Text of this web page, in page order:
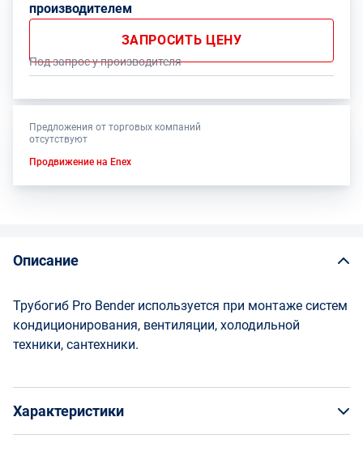
производителем
ЗАПРОСИТЬ ЦЕНУ
Под запрос у производителя
Предложения от торговых компаний
отсутствуют
Продвижение на Enex
Описание
Трубогиб Pro Bender используется при монтаже систем
кондиционирования, вентиляции, холодильной
техники, сантехники.
Характеристики